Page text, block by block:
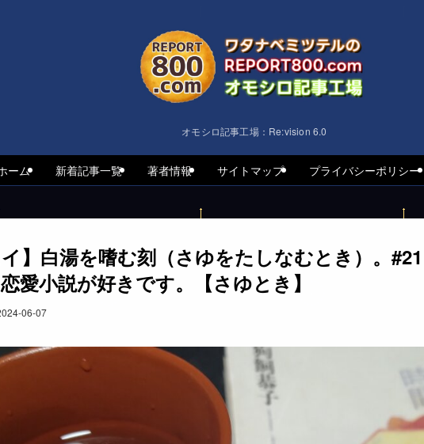
オモシロ記事工場：Re:vision 6.0
ーム 新着記事一覧 著者情報 サイトマップ プライバシーポリシー
イ】白湯を嗜む刻（さゆをたしなむとき）。
愛小説が好きです。【さゆとき】
06-07